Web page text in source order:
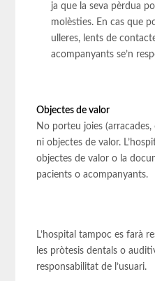
ja que la seva pèrdua
molèsties. En cas que
ulleres, lents de
acompanyants se’n
Objectes de valor
No porteu joies (arracades,
ni objectes de valor.
objectes de valor o la
pacients o acompanyants.
L’hospital tampoc es farà
les pròtesis dentals o
responsabilitat de l’usuari.